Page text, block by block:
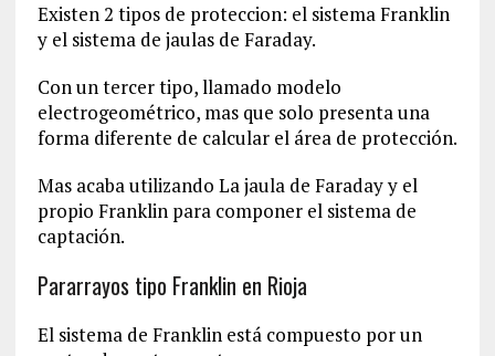
Existen 2 tipos de proteccion: el sistema Franklin
y el sistema de jaulas de Faraday.
Con un tercer tipo, llamado modelo
electrogeométrico, mas que solo presenta una
forma diferente de calcular el área de protección.
Mas acaba utilizando La jaula de Faraday y el
propio Franklin para componer el sistema de
captación.
Pararrayos tipo Franklin en Rioja
El sistema de Franklin está compuesto por un